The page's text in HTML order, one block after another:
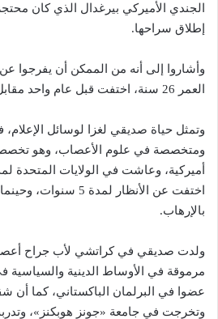
الجندي الأميركي بيرغدال الذي كان
إطلاق سراحها.
وأشاروا إلى أنه من الممكن أن يفرجوا
العمر 26 سنة، اختفت قبل عام واحد مقابل إطلاق سراح صديقي.
وتمثل حياة صديقي لغزا لوسائل
ومتخصصة في علوم الأعصاب، وهو
أميركية، وعاشت في الولايات المتحدة
اختفت عن الأنظار لمدة
بالإرهاب.
ولدت صديقي في كراتشي لأب جراح
مرموقة في الأوساط الدينية والسياسية في
عضوا في البرلمان الباكستاني، كما أن
وتخرجت في جامعة «جونز هوبكنز»،